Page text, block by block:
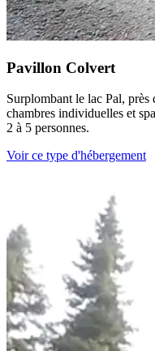
Pavillon Colvert
Surplombant le lac Pal,
chambres individuelles et
2 à 5 personnes.
Voir ce type d'hébergement